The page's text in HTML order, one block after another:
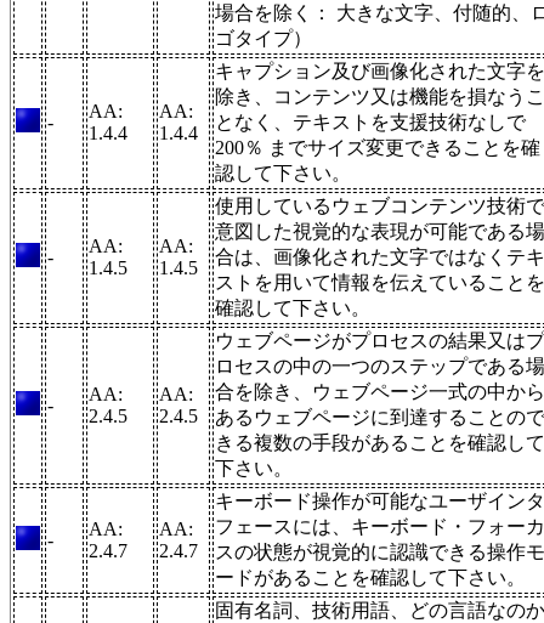
場合を除く： 大きな文字、付随的、
ゴタイプ）
-
AA:
1.4.4
AA:
1.4.4
キャプション及び画像化された文字を
除き、コンテンツ又は機能を損なうこ
となく、テキストを支援技術なしで
200％ までサイズ変更できることを確
認して下さい。
-
AA:
1.4.5
AA:
1.4.5
使用しているウェブコンテンツ技術で
意図した視覚的な表現が可能である場
合は、画像化された文字ではなくテキ
ストを用いて情報を伝えていることを
確認して下さい。
-
AA:
2.4.5
AA:
2.4.5
ウェブページがプロセスの結果又はプ
ロセスの中の一つのステップである場
合を除き、ウェブページ一式の中から
あるウェブページに到達することので
きる複数の手段があることを確認して
下さい。
-
AA:
2.4.7
AA:
2.4.7
キーボード操作が可能なユーザインタ
フェースには、キーボード・フォーカ
スの状態が視覚的に認識できる操作モ
ードがあることを確認して下さい。
固有名詞、技術用語、どの言語なのか